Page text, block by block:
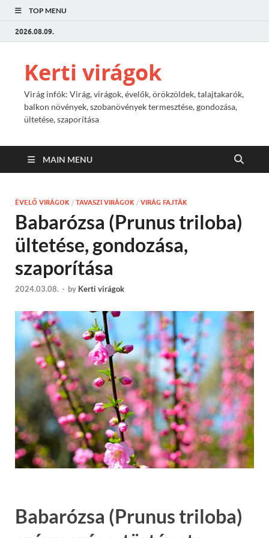
TOP MENU
2026.08.09.
Kerti virágok
Virág infók: Virág, virágok, évelők, örökzöldek, talajtakarók,
balkon növények, szobanövények termesztése, gondozása,
ültetése, szaporítása
MAIN MENU
ÉVELŐ VIRÁGOK / TAVASZI VIRÁGOK / VIRÁG FAJTÁK
Babarózsa (Prunus triloba)
ültetése, gondozása,
szaporítása
2024.03.08. - by Kerti virágok
Babarózsa (Prunus triloba)